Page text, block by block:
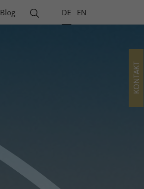
Blog DE EN
KONTAKT